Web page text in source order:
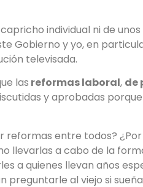
individual ni de
Gobierno y yo, en
televisada.
las reformas laboral, de
y aprobadas
reformas entre todos?
llevarlas a cabo de la
a quienes llevan años
preguntarle al viejo si